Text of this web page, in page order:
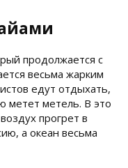
продолжается с
весьма жарким
едут отдыхать,
метет метель. В это
прогрет в
а океан весьма